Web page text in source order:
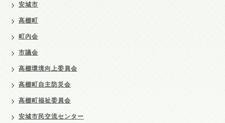
安城市
高棚町
町内会
市議会
高棚環境向上委員会
高棚町自主防災会
高棚町福祉委員会
安城市民交流センター